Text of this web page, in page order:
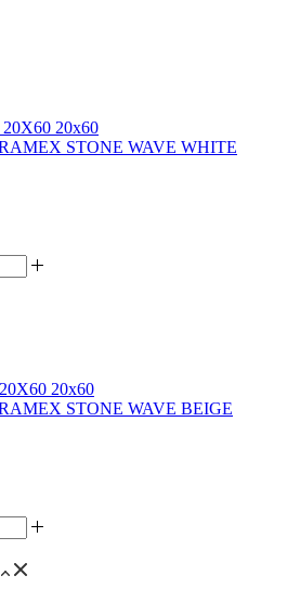
STONE WAVE WHITE
STONE WAVE BEIGE